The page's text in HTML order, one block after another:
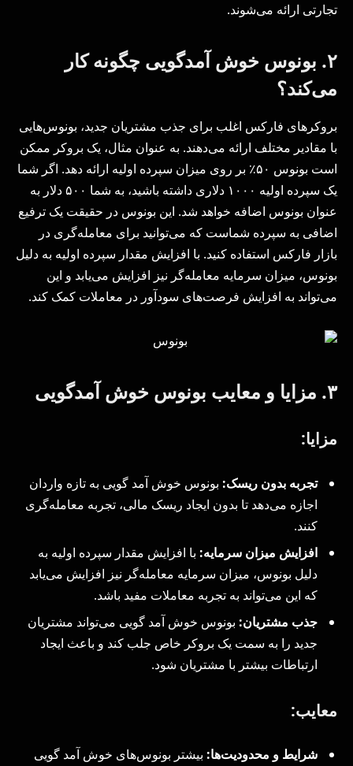
تجارتی ارائه می‌شوند.
۲. بونوس خوش آمدگویی چگونه کار
می‌کند؟
بروکرهای فارکس اغلب برای جذب مشتریان جدید، بونوس‌هایی
با مقادیر مختلف ارائه می‌دهند. به عنوان مثال، یک بروکر ممکن
است بونوس ۵۰٪ بر روی میزان سپرده اولیه ارائه دهد. اگر شما
یک سپرده اولیه ۱۰۰۰ دلاری داشته باشید، به شما ۵۰۰ دلار به
عنوان بونوس اضافه خواهد شد. این بونوس در حقیقت یک ترفیع
اضافی به سپرده شماست که می‌توانید برای معامله‌گری در
بازار فارکس استفاده کنید. با افزایش مقدار سپرده اولیه به دلیل
بونوس، میزان سرمایه معامله‌گر نیز افزایش می‌یابد و این
می‌تواند به افزایش فرصت‌های سودآور در معاملات کمک کند.
۳. مزایا و معایب بونوس خوش آمدگویی
مزایا:
تجربه بدون ریسک: بونوس خوش آمد گویی به تازه واردان
اجازه می‌دهد تا بدون ایجاد ریسک مالی، تجربه معامله‌گری
کنند.
افزایش میزان سرمایه: با افزایش مقدار سپرده اولیه به
دلیل بونوس، میزان سرمایه معامله‌گر نیز افزایش می‌یابد
که این می‌تواند به تجربه معاملات مفید باشد.
جذب مشتریان: بونوس خوش آمد گویی می‌تواند مشتریان
جدید را به سمت یک بروکر خاص جلب کند و باعث ایجاد
ارتباطات بیشتر با مشتریان شود.
معایب:
شرایط و محدودیت‌ها: بیشتر بونوس‌های خوش آمد گویی